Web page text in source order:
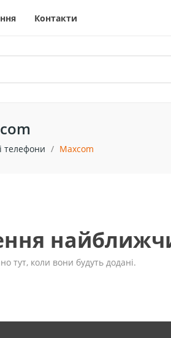
Контакти
телефони Maxcom
тут, коли вони будуть додані.